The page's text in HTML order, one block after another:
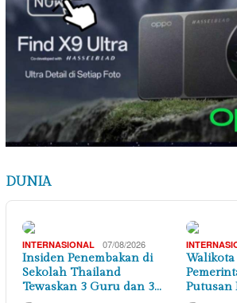
DUNIA
INTERNASIONAL 07/08/2026
Insiden Penembakan di
Sekolah Thailand
Tewaskan 3 Guru dan 3…
Putusan